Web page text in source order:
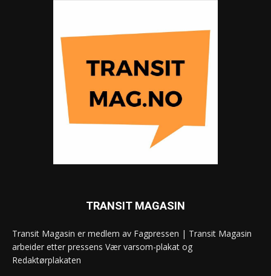
TRANSIT MAGASIN
Transit Magasin er medlem av Fagpressen | Transit Magasin
arbeider etter pressens Vær varsom-plakat og
Redaktørplakaten